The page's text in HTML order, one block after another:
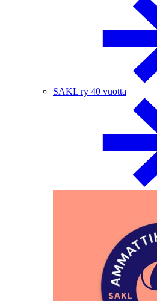
SAKL ry 40 vuotta